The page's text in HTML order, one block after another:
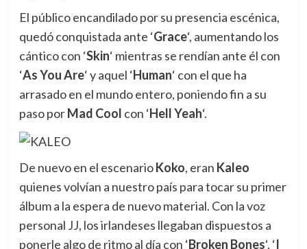
El público encandilado por su presencia escénica,
quedó conquistada ante ‘Grace‘, aumentando los
cántico con ‘Skin‘ mientras se rendían ante él con
‘As You Are‘ y aquel ‘Human‘ con el que ha
arrasado en el mundo entero, poniendo fin a su
paso porMad Cool con ‘Hell Yeah‘.
De nuevo en el escenarioKoko, eran Kaleo
quienes volvían a nuestro país para tocar su primer
álbum a la espera de nuevo material. Con la voz
personal JJ, los irlandeses llegaban dispuestos a
ponerle algo de ritmo al día con ‘Broken Bones‘, ‘I